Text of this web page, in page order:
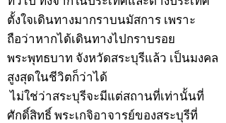
ตั้งใจเดินทางมากราบนมัสการ เพราะ
ถือว่าหากได้เดินทางไปกราบรอย
พระพุทธบาท จังหวัดสระบุรีแล้ว เป็นมงคล
สูงสุดในชีวิตก็ว่าได้
ไม่ใช่ว่าสระบุรีจะมีแต่สถานที่เท่านั้นที่
ศักดิ์สิทธิ์ พระเกจิอาจารย์ของสระบุรีที่